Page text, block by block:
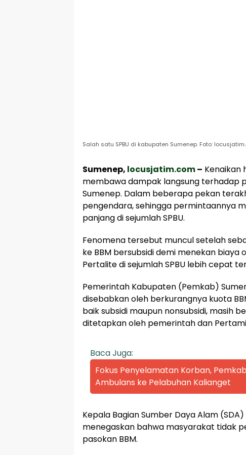
Salah satu SPBU di kabupaten Sumenep. Foto:
Sumenep, locusjatim.com– Kenaikan
membawa dampak langsung terhadap
Sumenep. Dalam beberapa pekan
pengendara, sehingga permintaannya
panjang di sejumlah SPBU.
Fenomena tersebut muncul setelah
ke BBM bersubsidi demi menekan
Pertalite di sejumlah SPBU lebih cepat
Pemerintah Kabupaten (Pemkab)
disebabkan oleh berkurangnya kuota
baik subsidi maupun nonsubsidi, masih
ditetapkan oleh pemerintah dan
Baca Juga:
Fokus Penyelamatan Korban,
Ambulans ke Pelabuhan Kalianget
Kepala Bagian Sumber Daya Alam
menegaskan bahwa masyarakat tidak
pasokan BBM.